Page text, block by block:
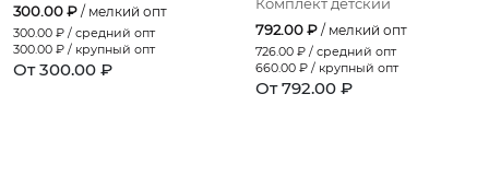
300.00 ₽ / мелкий опт
300.00 ₽ / средний опт
300.00 ₽ / крупный опт
От 300.00 ₽
Комплект детский
792.00 ₽ / мелкий опт
726.00 ₽ / средний опт
660.00 ₽ / крупный опт
От 792.00 ₽